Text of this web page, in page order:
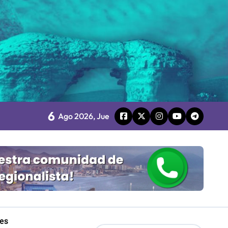
2.0”
6 Ago 2026, Jue